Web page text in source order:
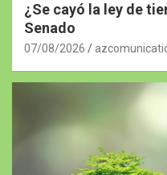
¿Se cayó la ley de
Senado
07/08/2026